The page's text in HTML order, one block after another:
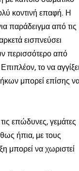
κοντινή επαφή. Η
παράδειγμα από τις
εισπνεύσει
περισσότερο από
το να
μπορεί επίσης
επώδυνες, γεμάτες
ήπια, με τους
μπορεί να χωριστεί